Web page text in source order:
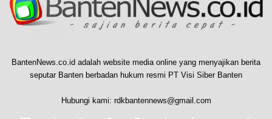
BantenNews.co.id adalah website media online yang menyajikan berita
seputar Banten berbadan hukum resmi PT Visi Siber Banten
Hubungi kami: rdkbantennews@gmail.com